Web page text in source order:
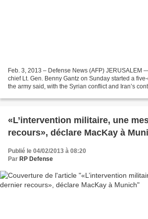
Feb. 3, 2013 – Defense News (AFP) JERUSALEM
chief Lt. Gen. Benny Gantz on Sunday started a
the army said, with the Syrian conflict and Iran’s
«L’intervention militaire, une
recours», déclare MacKay à
Publié le 04/02/2013 à 08:20
Par RP Defense